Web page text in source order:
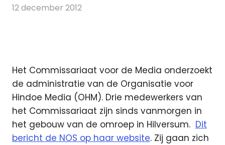
12 december 2012
Het Commissariaat voor de Media onderzoekt
de administratie van de Organisatie voor
Hindoe Media (OHM). Drie medewerkers van
het Commissariaat zijn sinds vanmorgen in
het gebouw van de omroep in Hilversum. Dit
bericht de NOS op haar website. Zij gaan zich